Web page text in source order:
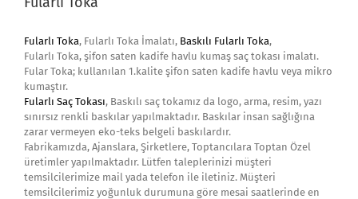
Fularlı Toka, Fularlı Toka İmalatı, Baskılı Fularlı Toka,
Fularlı Toka, şifon saten kadife havlu kumaş saç tokası imalatı.
Fular Toka; kullanılan 1.kalite şifon saten kadife havlu veya mikro
kumaştır.
Fularlı Saç Tokası, Baskılı saç tokamız da logo, arma, resim, yazı
sınırsız renkli baskılar yapılmaktadır. Baskılar insan sağlığına
zarar vermeyen eko-teks belgeli baskılardır.
Fabrikamızda, Ajanslara, Şirketlere, Toptancılara Toptan Özel
üretimler yapılmaktadır. Lütfen taleplerinizi müşteri
temsilcilerimize mail yada telefon ile iletiniz. Müşteri
temsilcilerimiz yoğunluk durumuna göre mesai saatlerinde en